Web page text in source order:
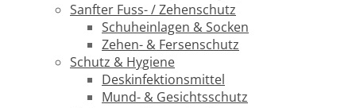
Sanfter Fuss- / Zehenschutz
Schuheinlagen & Socken
Zehen- & Fersenschutz
Schutz & Hygiene
Deskinfektionsmittel
Mund- & Gesichtsschutz